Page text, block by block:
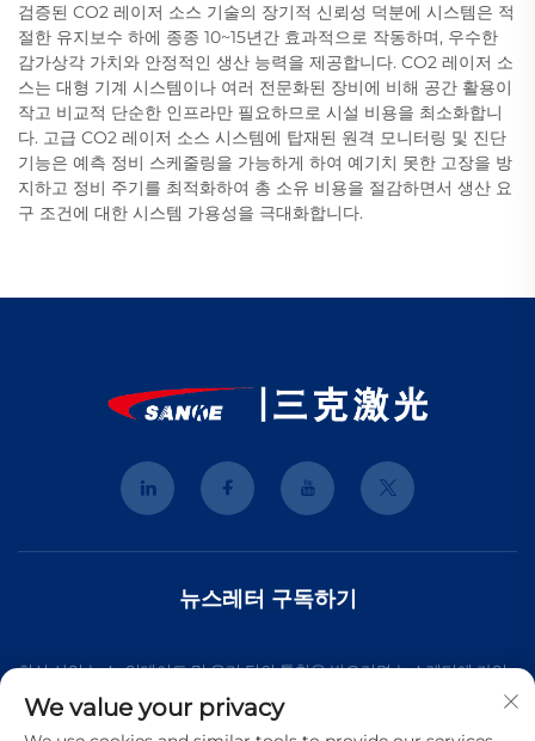
검증된 CO2 레이저 소스 기술의 장기적 신뢰성 덕분에 시스템은 적
절한 유지보수 하에 종종 10~15년간 효과적으로 작동하며, 우수한
감가상각 가치와 안정적인 생산 능력을 제공합니다. CO2 레이저 소
스는 대형 기계 시스템이나 여러 전문화된 장비에 비해 공간 활용이
작고 비교적 단순한 인프라만 필요하므로 시설 비용을 최소화합니
다. 고급 CO2 레이저 소스 시스템에 탑재된 원격 모니터링 및 진단
기능은 예측 정비 스케줄링을 가능하게 하여 예기치 못한 고장을 방
지하고 정비 주기를 최적화하여 총 소유 비용을 절감하면서 생산 요
구 조건에 대한 시스템 가용성을 극대화합니다.
뉴스레터 구독하기
최신 산업 뉴스, 업데이트 및 우리 팀의 통찰을 받으려면 뉴스레터에 가입
하세요.
We value your privacy